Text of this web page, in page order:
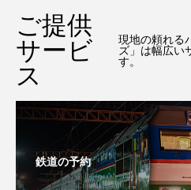
ご提供
サービ
ス
現地の頼れる
ズ」は幅広い
す。
鉄道の予約